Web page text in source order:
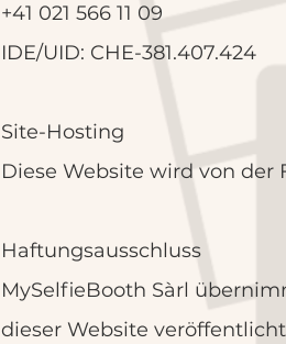
+41 021 566 11 09
IDE/UID: CHE-381.407.424 ​
Site-Hosting
Diese Website wird von der
Haftungsausschluss
MySelfieBooth Sàrl
dieser Website